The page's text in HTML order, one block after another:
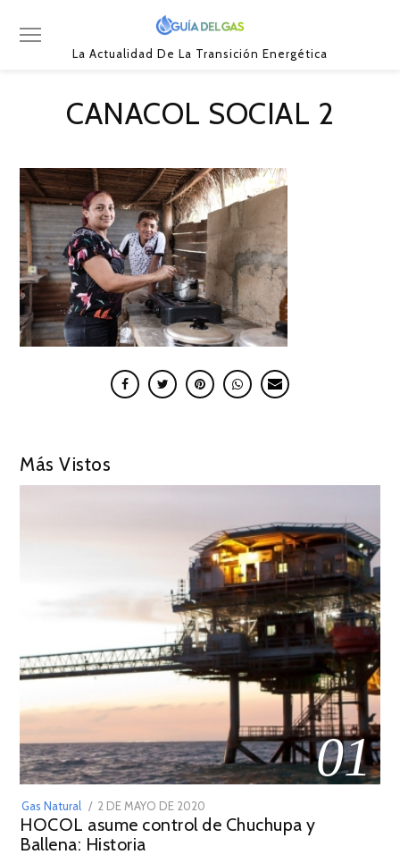
La Actualidad De La Transición Energética
CANACOL SOCIAL 2
Más Vistos
01
Gas Natural
POSTED
ON
2 DE MAYO DE 2020
DE
HOCOL asume control de Chuchupa y
Ballena: Historia